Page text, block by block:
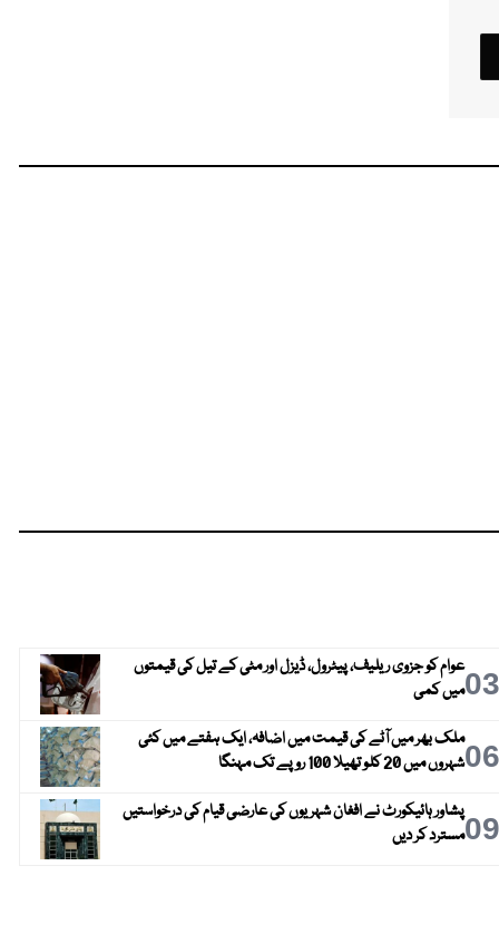
03عوام کو جزوی ریلیف، پیٹرول، ڈیزل اور مٹی کے تیل کی قیمتوں
میں کمی
06ملک بھر میں آٹے کی قیمت میں اضافہ، ایک ہفتے میں کئی
شہروں میں 20 کلو تھیلا 100 روپے تک مہنگا
09پشاور ہائیکورٹ نے افغان شہریوں کی عارضی قیام کی درخواستیں
مسترد کر دیں